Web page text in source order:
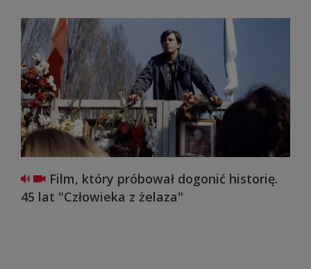
Film, który próbował dogonić historię.
45 lat "Człowieka z żelaza"